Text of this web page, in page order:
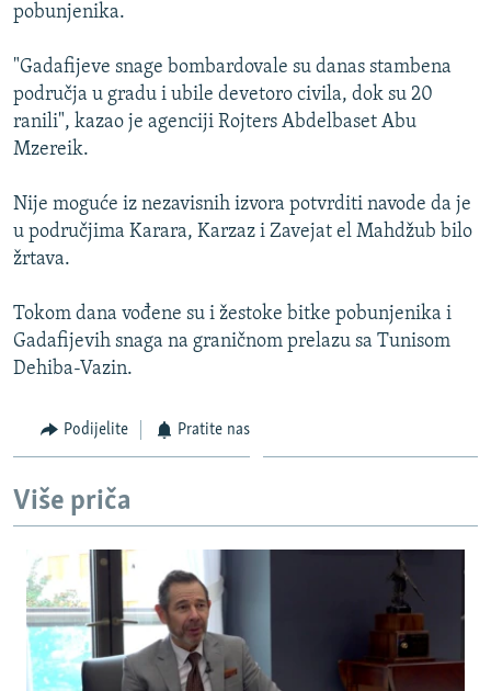
RSE PRIČE IZ SVIJETA
ISPRIČAJ MI
DNEVNO@RSE
SPECIJALI RSE
GENOCID U SREBRENICI
POST SCRIPTUM
MOJA EVROPA
NASTANAK I RASPAD JUGOSLAVIJE
pobunjenika.
"Gadafijeve snage bombardovale su danas stambena
područja u gradu i ubile devetoro civila, dok su 20
ranili", kazao je agenciji Rojters Abdelbaset Abu
Mzereik.
Nije moguće iz nezavisnih izvora potvrditi navode da je
u područjima Karara, Karzaz i Zavejat el Mahdžub bilo
žrtava.
Tokom dana vođene su i žestoke bitke pobunjenika i
Gadafijevih snaga na graničnom prelazu sa Tunisom
Dehiba-Vazin.
Podijelite Pratite nas
Više priča